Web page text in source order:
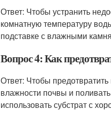
Ответ: Чтобы устранить
комнатную температуру
подставке с влажными
Вопрос 4: Как
Ответ: Чтобы
влажности почвы и
использовать субстрат с